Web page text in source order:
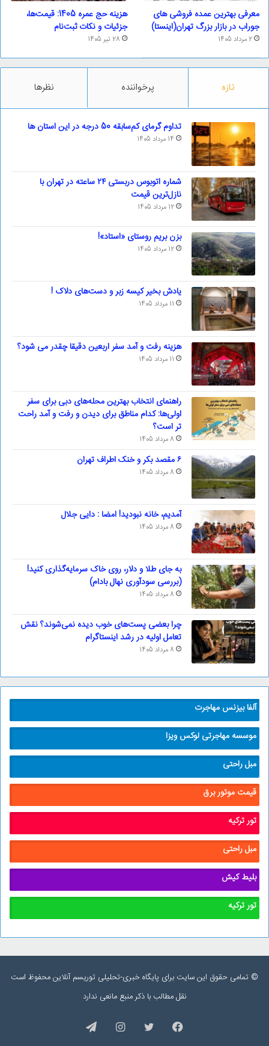
معرفی بهترین عمده فروشی های
جوراب در بازار بزرگ تهران(اینستا)
2 مرداد 1405
هزینه حج عمره 1405: قیمت‌ها،
جزئیات و نکات ثبت‌نام
28 تیر 1405
تازه پرخواننده نظرها
تداوم گرمای کم‌سابقه 50 درجه در این استان ها
14 مرداد 1405
شماره اتوبوس دربستی ۲۴ ساعته در تهران با
نازل‌ترین قیمت
12 مرداد 1405
بزن بریم روستای «استاد»!
12 مرداد 1405
یادش بخیر کیسه‌ زبر و دست‌های دلاک !
11 مرداد 1405
هزینه رفت و آمد سفر اربعین دقیقا چقدر می شود؟
11 مرداد 1405
راهنمای انتخاب بهترین محله‌های دبی برای سفر
اولی‌ها: کدام مناطق برای دیدن و رفت و آمد راحت
تر است؟
8 مرداد 1405
۶ مقصد بکر و خنک اطراف تهران
8 مرداد 1405
آمدیم، خانه نبودید! امضا : دایی جلال
8 مرداد 1405
به جای طلا و دلار، روی خاک سرمایه‌گذاری کنید!
(بررسی سودآوری نهال بادام)
8 مرداد 1405
چرا بعضی پست‌های خوب دیده نمی‌شوند؟ نقش
تعامل اولیه در رشد اینستاگرام
8 مرداد 1405
آلفا بیزنس مهاجرت
موسسه مهاجرتی لوکس ویزا
مبل راحتی
قیمت موتور برق
تور ترکیه
مبل راحتی
بلیط کیش
تور ترکیه
© تمامی حقوق این سایت برای پایگاه خبری-تحلیلی توریسم آنلاین محفوظ است
نقل مطالب با ذکر منبع مانعی ندارد
فیس توییتر اینستاگرام